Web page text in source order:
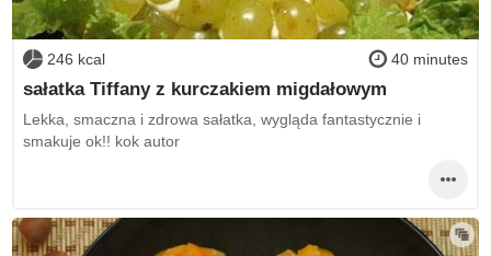
246 kcal 40 minutes
sałatka Tiffany z kurczakiem migdałowym
Lekka, smaczna i zdrowa sałatka, wygląda fantastycznie i
smakuje ok!! kok autor